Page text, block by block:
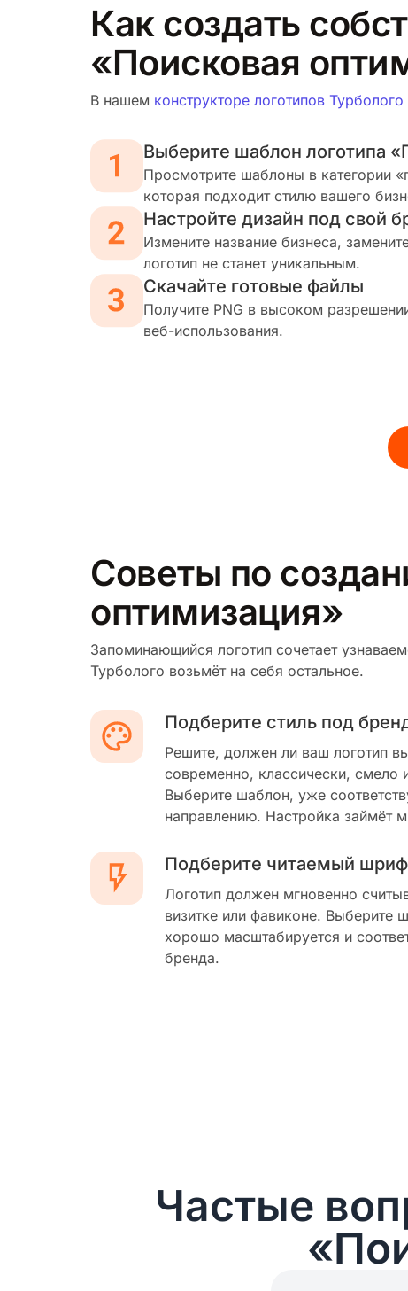
Как создать
«Поисковая
В нашем конструкторе логотипов Турболого
Выберите шаблон логотипа
Просмотрите шаблоны в категории
которая подходит стилю вашего
Настройте дизайн под свой
Измените название бизнеса,
логотип не станет уникальным.
Скачайте готовые файлы
Получите PNG в высоком
веб-использования.
Советы по
оптимизация»
Запоминающийся логотип сочетает
Турболого возьмёт на себя остальное.
Подберите стиль под
Решите, должен ли ваш логотип
современно, классически, смело
Выберите шаблон, уже
направлению. Настройка займёт
Подберите читаемый
Логотип должен мгновенно
визитке или фавиконе. Выберите
хорошо масштабируется и
бренда.
Частые